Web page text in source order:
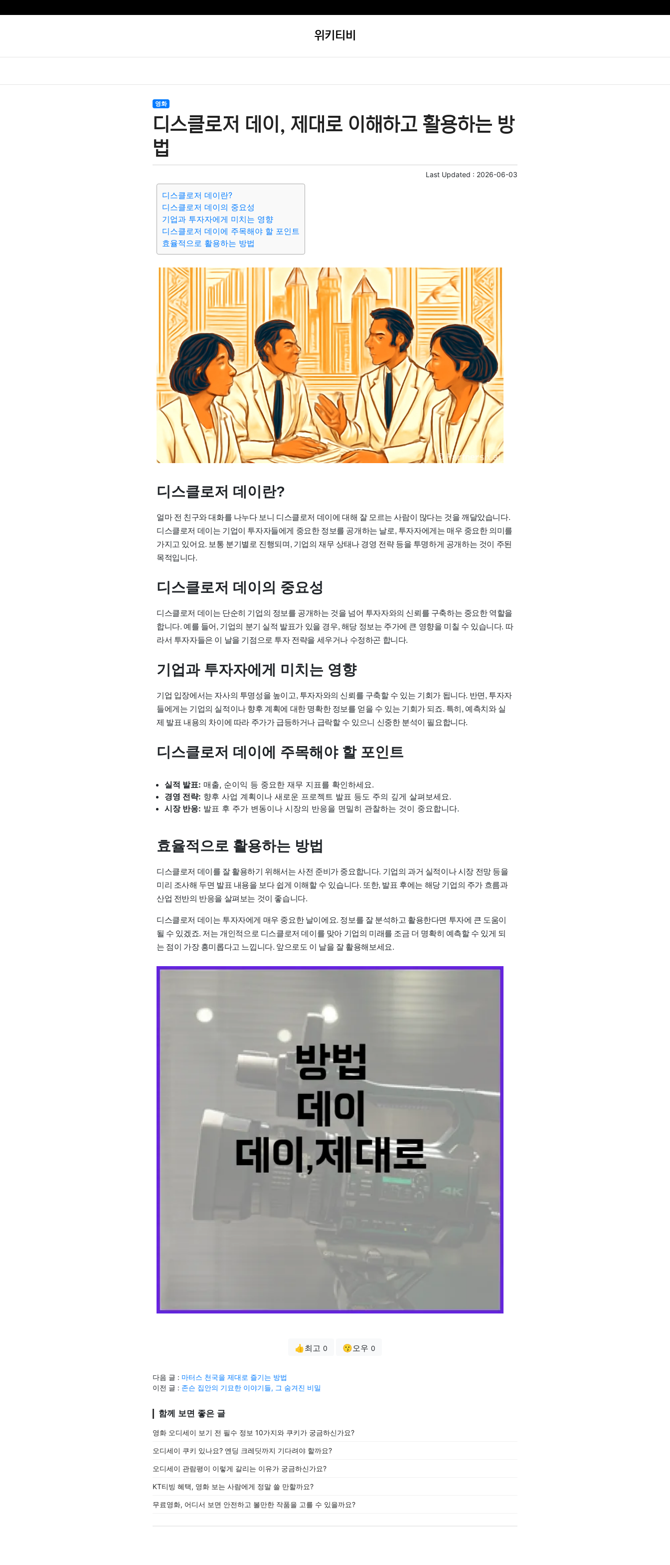
위키티비
영화
디스클로저 데이, 제대로 이해하고 활용하는 방
법
Last Updated : 2026-06-03
디스클로저 데이란?
디스클로저 데이의 중요성
기업과 투자자에게 미치는 영향
디스클로저 데이에 주목해야 할 포인트
효율적으로 활용하는 방법
디스클로저 데이란?
얼마 전 친구와 대화를 나누다 보니 디스클로저 데이에 대해 잘 모르는 사람이 많다는 것을 깨달았습니다.
디스클로저 데이는 기업이 투자자들에게 중요한 정보를 공개하는 날로, 투자자에게는 매우 중요한 의미를
가지고 있어요. 보통 분기별로 진행되며, 기업의 재무 상태나 경영 전략 등을 투명하게 공개하는 것이 주된
목적입니다.
디스클로저 데이의 중요성
디스클로저 데이는 단순히 기업의 정보를 공개하는 것을 넘어 투자자와의 신뢰를 구축하는 중요한 역할을
합니다. 예를 들어, 기업의 분기 실적 발표가 있을 경우, 해당 정보는 주가에 큰 영향을 미칠 수 있습니다. 따
라서 투자자들은 이 날을 기점으로 투자 전략을 세우거나 수정하곤 합니다.
기업과 투자자에게 미치는 영향
기업 입장에서는 자사의 투명성을 높이고, 투자자와의 신뢰를 구축할 수 있는 기회가 됩니다. 반면, 투자자
들에게는 기업의 실적이나 향후 계획에 대한 명확한 정보를 얻을 수 있는 기회가 되죠. 특히, 예측치와 실
제 발표 내용의 차이에 따라 주가가 급등하거나 급락할 수 있으니 신중한 분석이 필요합니다.
디스클로저 데이에 주목해야 할 포인트
실적 발표: 매출, 순이익 등 중요한 재무 지표를 확인하세요.
경영 전략: 향후 사업 계획이나 새로운 프로젝트 발표 등도 주의 깊게 살펴보세요.
시장 반응: 발표 후 주가 변동이나 시장의 반응을 면밀히 관찰하는 것이 중요합니다.
효율적으로 활용하는 방법
디스클로저 데이를 잘 활용하기 위해서는 사전 준비가 중요합니다. 기업의 과거 실적이나 시장 전망 등을
미리 조사해 두면 발표 내용을 보다 쉽게 이해할 수 있습니다. 또한, 발표 후에는 해당 기업의 주가 흐름과
산업 전반의 반응을 살펴보는 것이 좋습니다.
디스클로저 데이는 투자자에게 매우 중요한 날이에요. 정보를 잘 분석하고 활용한다면 투자에 큰 도움이
될 수 있겠죠. 저는 개인적으로 디스클로저 데이를 맞아 기업의 미래를 조금 더 명확히 예측할 수 있게 되
는 점이 가장 흥미롭다고 느낍니다. 앞으로도 이 날을 잘 활용해보세요.
👍최고 0 😗오우 0
다음 글 : 마터스 천국을 제대로 즐기는 방법
이전 글 : 존슨 집안의 기묘한 이야기들, 그 숨겨진 비밀
함께 보면 좋은 글
영화 오디세이 보기 전 필수 정보 10가지와 쿠키가 궁금하신가요?
오디세이 쿠키 있나요? 엔딩 크레딧까지 기다려야 할까요?
오디세이 관람평이 이렇게 갈리는 이유가 궁금하신가요?
KT티빙 혜택, 영화 보는 사람에게 정말 쓸 만할까요?
무료영화, 어디서 보면 안전하고 볼만한 작품을 고를 수 있을까요?